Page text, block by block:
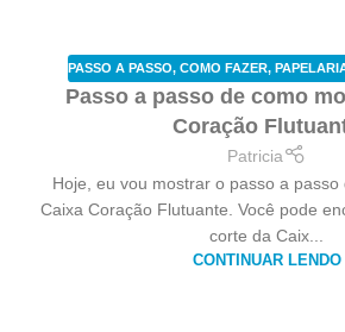
PASSO A PASSO, COMO FAZER,
Passo a passo de como
Coração
Patricia
Hoje, eu vou mostrar o passo a
Caixa Coração Flutuante. Você pode
corte da Caix...
CONTINUAR LENDO